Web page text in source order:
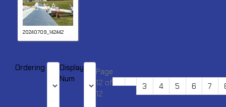
20240709_142442
Ordering
Display
Num
Page
12 of
12
3 4 5 6 7